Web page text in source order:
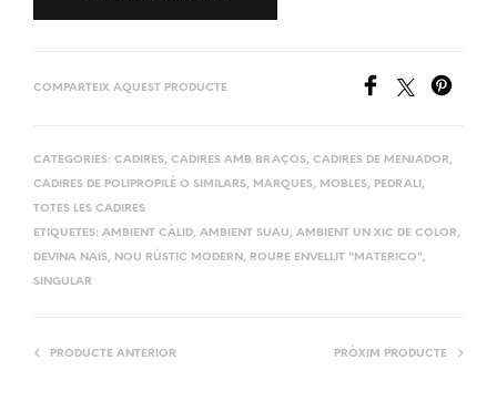
COMPARTEIX AQUEST PRODUCTE
CATEGORIES: CADIRES, CADIRES AMB BRAÇOS, CADIRES DE MENJADOR,
CADIRES DE POLIPROPILÈ O SIMILARS, MARQUES, MOBLES, PEDRALI ,
TOTES LES CADIRES
ETIQUETES: AMBIENT CÀLID, AMBIENT SUAU, AMBIENT UN XIC DE COLOR,
DEVINA NAIS, NOU RÚSTIC MODERN , ROURE ENVELLIT "MATERICO",
SINGULAR
PRODUCTE ANTERIOR PRÒXIM PRODUCTE